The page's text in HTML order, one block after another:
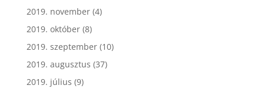
2019. november(4)
2019. október(8)
2019. szeptember(10)
2019. augusztus (37)
2019. július (9)